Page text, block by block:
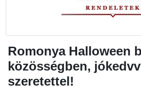
Romonya Halloween
közösségben,
szeretettel!